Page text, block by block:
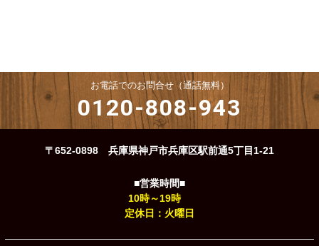
お電話でのお問合せ（通話無料）
0120-808-943
〒652-0898 兵庫県神戸市兵庫区駅前通5丁目1-21
■営業時間■
10時～19時
定休日：火曜日